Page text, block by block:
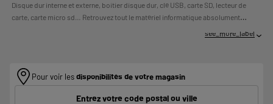
Disque dur interne et externe, boitier disque dur, clé USB, carte SD, lecteur de
carte, carte micro sd… Retrouvez tout le matériel informatique absolument
DOIT ETRE REMBOURSE. VERIFIEZ VOS CAPACITES DE
REMBOURSEMENT AVANT DE VOUS ENGAGER.
see_more_label
Pour voir lesdisponibilités de votre magasin
Entrez votre code postal ou ville